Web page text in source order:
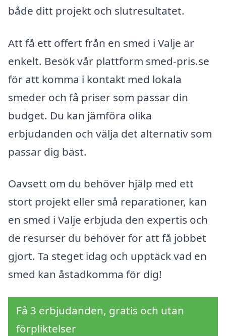
både ditt projekt och slutresultatet.
Att få ett offert från en smed i Valje är
enkelt. Besök vår plattform smed-pris.se
för att komma i kontakt med lokala
smeder och få priser som passar din
budget. Du kan jämföra olika
erbjudanden och välja det alternativ som
passar dig bäst.
Oavsett om du behöver hjälp med ett
stort projekt eller små reparationer, kan
en smed i Valje erbjuda den expertis och
de resurser du behöver för att få jobbet
gjort. Ta steget idag och upptäck vad en
smed kan åstadkomma för dig!
Få 3 erbjudanden, gratis och utan
förpliktelser